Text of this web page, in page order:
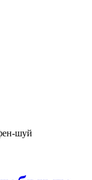
шуй